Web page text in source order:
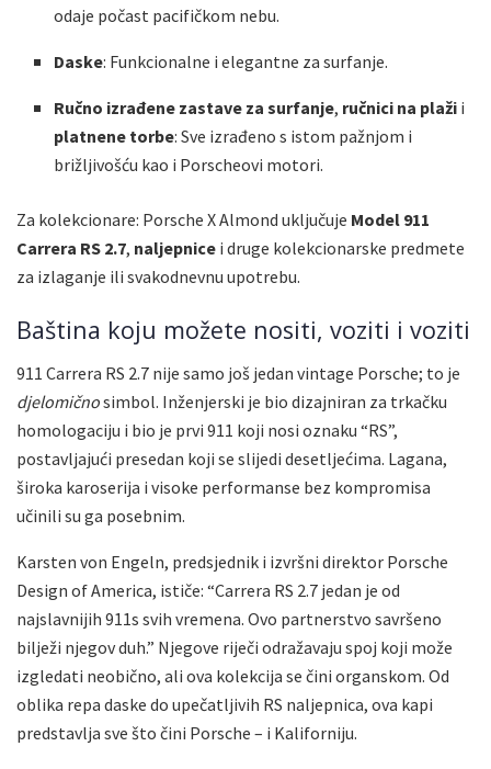
odaje počast pacifičkom nebu.
Daske: Funkcionalne i elegantne za surfanje.
Ručno izrađene zastave za surfanje, ručnici na plaži i
platnene torbe: Sve izrađeno s istom pažnjom i
brižljivošću kao i Porscheovi motori.
Za kolekcionare: Porsche X Almond uključuje Model 911
Carrera RS 2.7, naljepnice i druge kolekcionarske predmete
za izlaganje ili svakodnevnu upotrebu.
Baština koju možete nositi, voziti i voziti
911 Carrera RS 2.7 nije samo još jedan vintage Porsche; to je
djelomičnosimbol. Inženjerski je bio dizajniran za trkačku
homologaciju i bio je prvi 911 koji nosi oznaku “RS”,
postavljajući presedan koji se slijedi desetljećima. Lagana,
široka karoserija i visoke performanse bez kompromisa
učinili su ga posebnim.
Karsten von Engeln, predsjednik i izvršni direktor Porsche
Design of America, ističe: “Carrera RS 2.7 jedan je od
najslavnijih 911s svih vremena. Ovo partnerstvo savršeno
bilježi njegov duh.” Njegove riječi odražavaju spoj koji može
izgledati neobično, ali ova kolekcija se čini organskom. Od
oblika repa daske do upečatljivih RS naljepnica, ova kapi
predstavlja sve što čini Porsche – i Kaliforniju.